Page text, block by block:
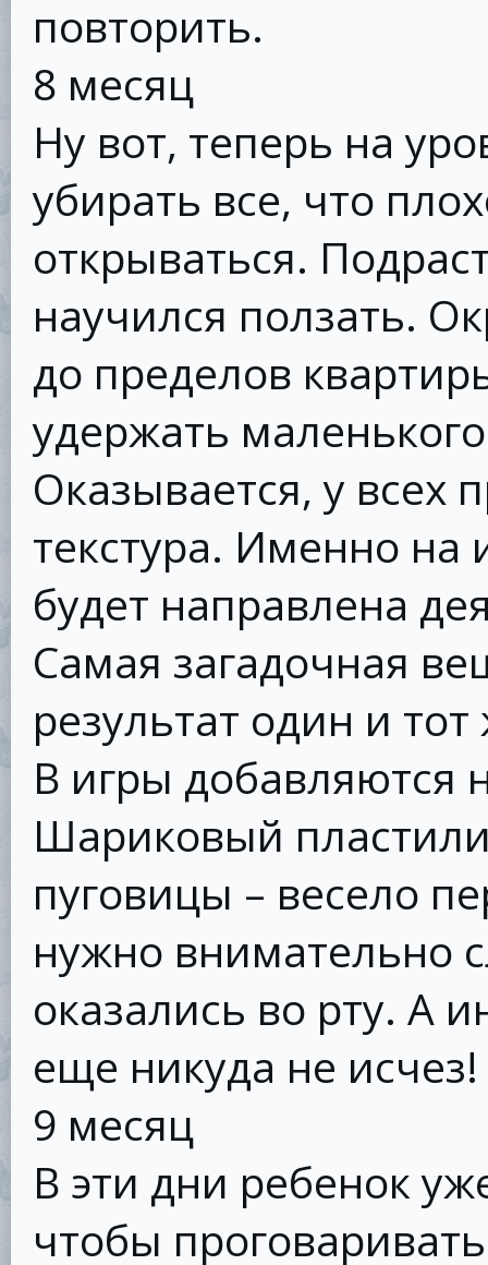
повторить.
8 месяц
Ну вот, теперь на
убирать все, что
открываться.
научился ползать.
до пределов
удержать
Оказывается, у всех
текстура. Именно на
будет направлена
Самая загадочная
результат один и
В игры добавляются
Шариковый
пуговицы – весело
нужно внимательно
оказались во рту. А
еще никуда не исчез!
9 месяц
В эти дни ребенок
чтобы